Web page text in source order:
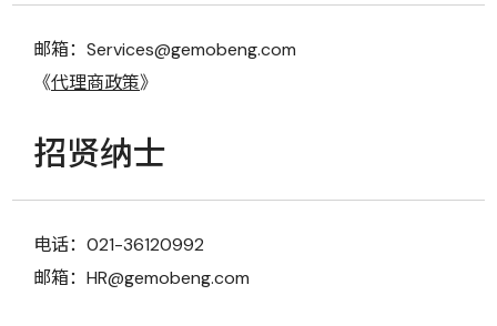
邮箱：Services@gemobeng.com
《代理商政策》
招贤纳士
电话：021-36120992
邮箱：HR@gemobeng.com